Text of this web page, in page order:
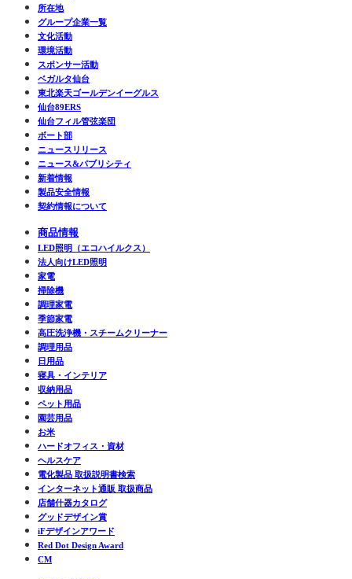
所在地
グループ企業一覧
文化活動
環境活動
スポンサー活動
ベガルタ仙台
東北楽天ゴールデンイーグルス
仙台89ERS
仙台フィル管弦楽団
ボート部
ニュースリリース
ニュース&パブリシティ
新着情報
製品安全情報
契約情報について
商品情報
LED照明（エコハイルクス）
法人向けLED照明
家電
掃除機
調理家電
季節家電
高圧洗浄機・スチームクリーナー
調理用品
日用品
寝具・インテリア
収納用品
ペット用品
園芸用品
お米
ハードオフィス・資材
ヘルスケア
電化製品 取扱説明書検索
インターネット通販 取扱商品
店舗什器カタログ
グッドデザイン賞
iFデザインアワード
Red Dot Design Award
CM